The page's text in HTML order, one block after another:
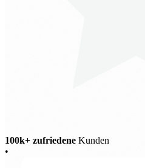
100k+ zufriedene Kunden
•